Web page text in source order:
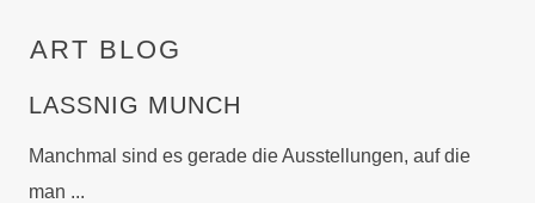
ART BLOG
LASSNIG MUNCH
Manchmal sind es gerade die Ausstellungen, auf die
man ...